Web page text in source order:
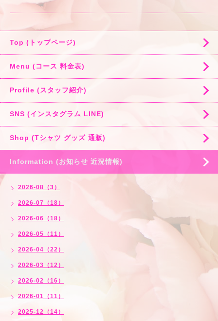
Top (トップページ)
Menu (コース 料金表)
Profile (スタッフ紹介)
SNS (インスタグラム LINE)
Shop (Tシャツ グッズ 通販)
Information (お知らせ 近況情報)
2026-08（3）
2026-07（18）
2026-06（18）
2026-05（11）
2026-04（22）
2026-03（12）
2026-02（16）
2026-01（11）
2025-12（14）